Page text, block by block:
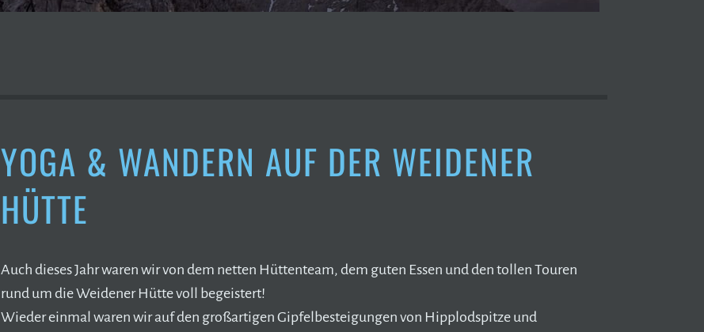
YOGA & WANDERN AUF DER WEIDENER
HÜTTE
Auch dieses Jahr waren wir von dem netten Hüttenteam, dem guten Essen und den tollen Touren
rund um die Weidener Hütte voll begeistert!
Wieder einmal waren wir auf den großartigen Gipfelbesteigungen von Hipplodspitze und